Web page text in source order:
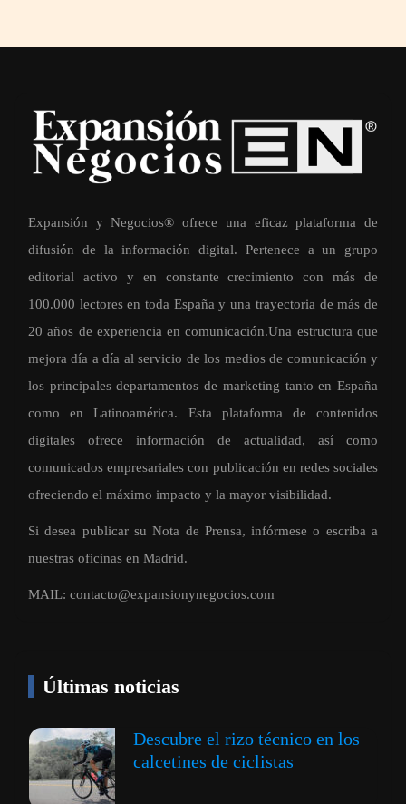
Expansión y Negocios® ofrece una eficaz plataforma de
difusión de la información digital. Pertenece a un grupo
editorial activo y en constante crecimiento con más de
100.000 lectores en toda España y una trayectoria de más de
20 años de experiencia en comunicación.Una estructura que
mejora día a día al servicio de los medios de comunicación y
los principales departamentos de marketing tanto en España
como en Latinoamérica. Esta plataforma de contenidos
digitales ofrece información de actualidad, así como
comunicados empresariales con publicación en redes sociales
ofreciendo el máximo impacto y la mayor visibilidad.
Si desea publicar su Nota de Prensa, infórmese o escriba a
nuestras oficinas en Madrid.
MAIL: contacto@expansionynegocios.com
Últimas noticias
Descubre el rizo técnico en los
calcetines de ciclistas